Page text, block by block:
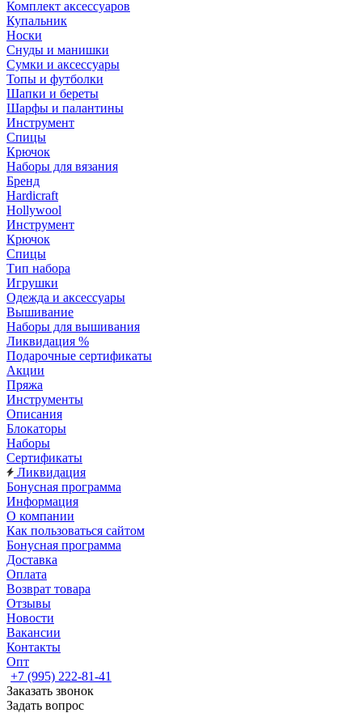
Комплект аксессуаров
Купальник
Носки
Снуды и манишки
Сумки и аксессуары
Топы и футболки
Шапки и береты
Шарфы и палантины
Инструмент
Спицы
Крючок
Наборы для вязания
Бренд
Hardicraft
Hollywool
Инструмент
Крючок
Спицы
Тип набора
Игрушки
Одежда и аксессуары
Вышивание
Наборы для вышивания
Ликвидация %
Подарочные сертификаты
Акции
Пряжа
Инструменты
Описания
Блокаторы
Наборы
Сертификаты
Ликвидация
Бонусная программа
Информация
О компании
Как пользоваться сайтом
Бонусная программа
Доставка
Оплата
Возврат товара
Отзывы
Новости
Вакансии
Контакты
Опт
+7 (995) 222-81-41
Заказать звонок
Задать вопрос